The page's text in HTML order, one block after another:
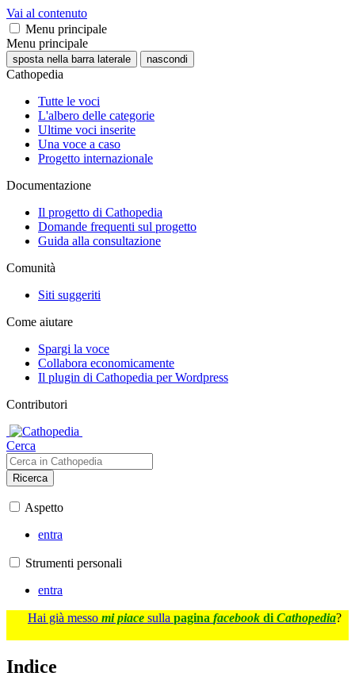
Vai al contenuto
Menu principale
Menu principale
sposta nella barra laterale nascondi
Cathopedia
Tutte le voci
L'albero delle categorie
Ultime voci inserite
Una voce a caso
Progetto internazionale
Documentazione
Il progetto di Cathopedia
Domande frequenti sul progetto
Guida alla consultazione
Comunità
Siti suggeriti
Come aiutare
Spargi la voce
Collabora economicamente
Il plugin di Cathopedia per Wordpress
Contributori
Cerca
Ricerca
Aspetto
entra
Strumenti personali
entra
Hai già messo mi piace sulla pagina facebook di Cathopedia?
Indice